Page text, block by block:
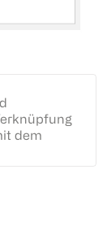
dem